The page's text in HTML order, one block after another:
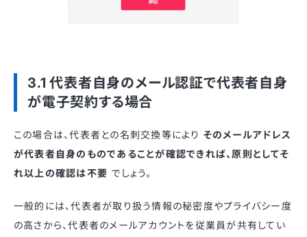
3.1 代表者自身のメール認証で代表者自身
が電子契約する場合
この場合は、代表者との名刺交換等により そのメールアドレス
が代表者自身のものであることが確認できれば、原則としてそ
れ以上の確認は不要 でしょう。
一般的には、代表者が取り扱う情報の秘密度やプライバシー度
の高さから、代表者のメールアカウントを従業員が共有してい